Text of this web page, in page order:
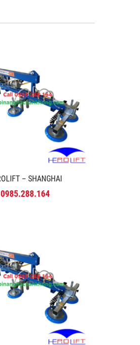
– SHANGHAI
0985.288.164